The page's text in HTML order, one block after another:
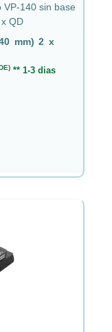
VP-140 sin base
QD
mm) 2 x
** 1-3 dias